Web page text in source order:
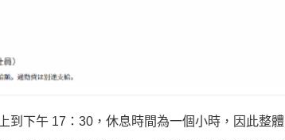
到下午 17：30，休息時間為一個小時，因此整